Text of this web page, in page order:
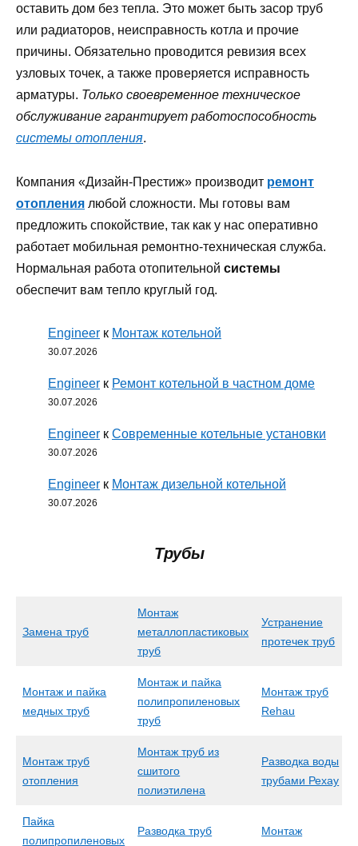
оставить дом без тепла. Это может быть засор труб
или радиаторов, неисправность котла и прочие
причины. Обязательно проводится ревизия всех
узловых точек, а также проверяется исправность
арматуры. Только своевременное техническое
обслуживание гарантирует работоспособность
системы отопления.
Компания «Дизайн-Престиж» производит ремонт
отопления любой сложности. Мы готовы вам
предложить спокойствие, так как у нас оперативно
работает мобильная ремонтно-техническая служба.
Нормальная работа отопительной системы
обеспечит вам тепло круглый год.
Engineer к Монтаж котельной
30.07.2026
Engineer к Ремонт котельной в частном доме
30.07.2026
Engineer к Современные котельные установки
30.07.2026
Engineer к Монтаж дизельной котельной
30.07.2026
Трубы
Замена труб
Монтаж
металлопластиковых
труб
Устранение
протечек труб
Монтаж и пайка
медных труб
Монтаж и пайка
полипропиленовых
труб
Монтаж труб
Rehau
Монтаж труб
отопления
Монтаж труб из
сшитого
полиэтилена
Разводка воды
трубами Рехау
Пайка
полипропиленовых
Разводка труб
Монтаж